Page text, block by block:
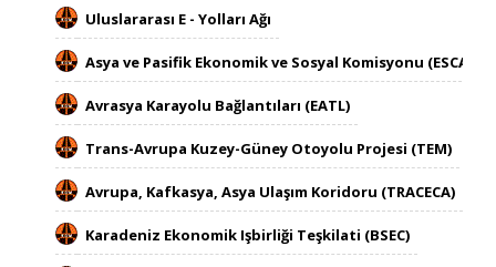
Uluslararası E - Yolları Ağı
Asya ve Pasifik Ekonomik ve Sosyal Komisyonu (ESCAP)
Avrasya Karayolu Bağlantıları (EATL)
Trans-Avrupa Kuzey-Güney Otoyolu Projesi (TEM)
Avrupa, Kafkasya, Asya Ulaşım Koridoru (TRACECA)
Karadeniz Ekonomik Işbirliği Teşkilati (BSEC​)